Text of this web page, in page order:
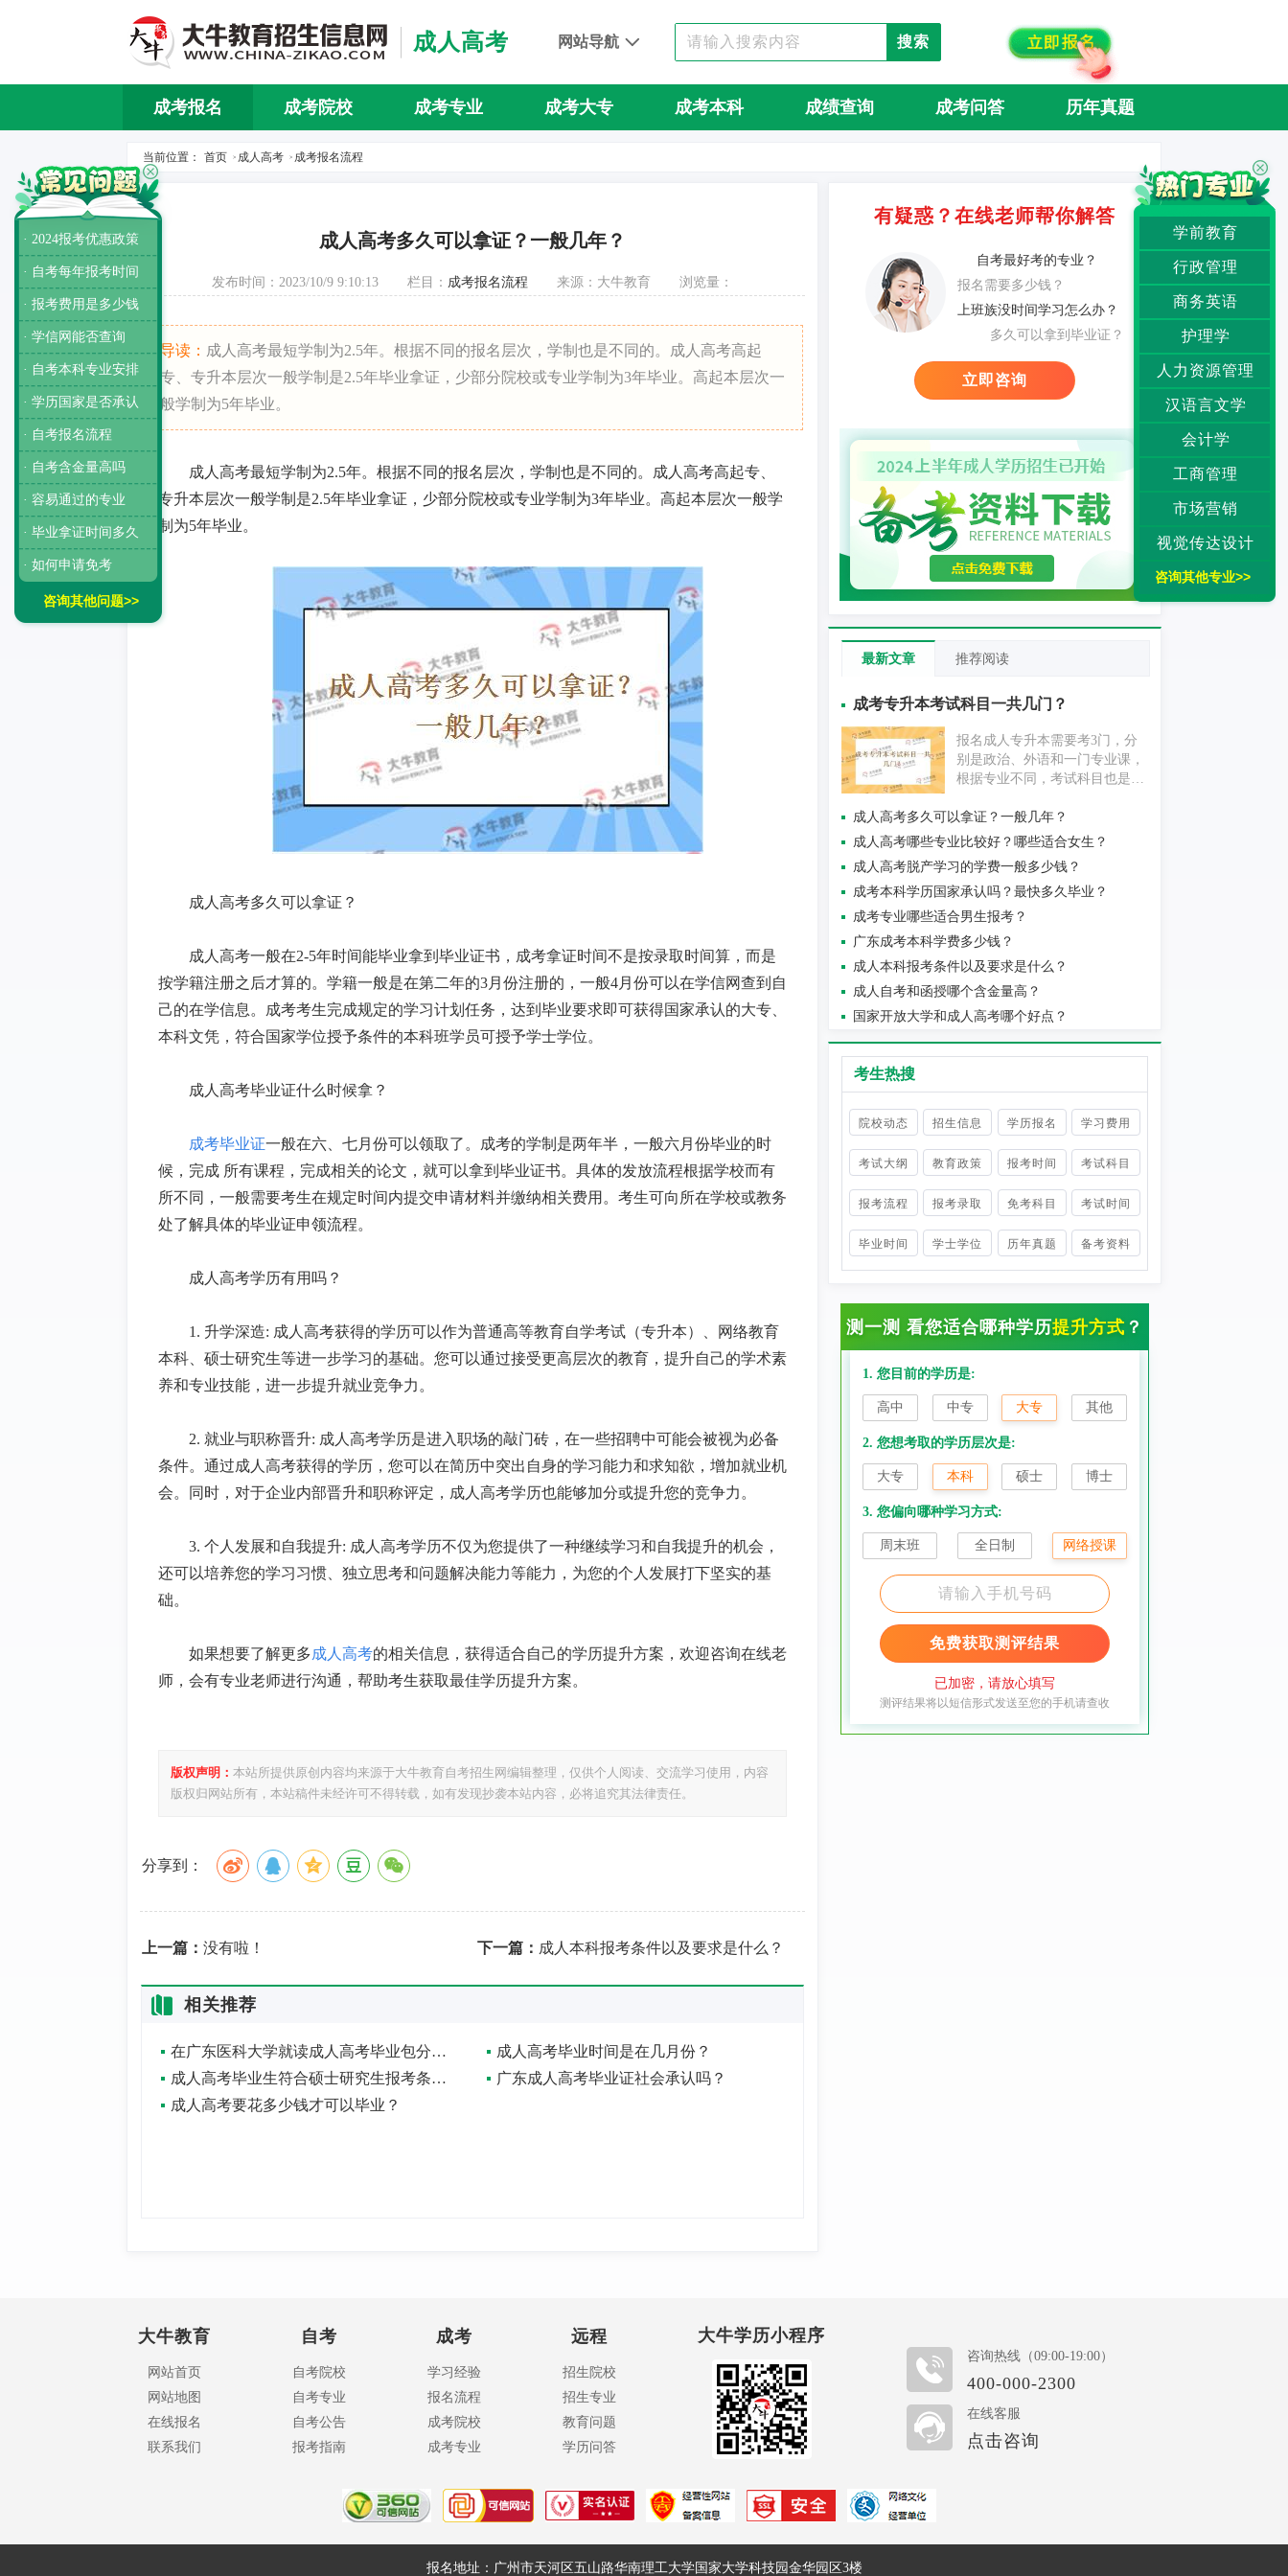
成人高考 网站导航 搜索
成考报名 成考院校 成考专业 成考大专 成考本科 成绩查询 成考问答 历年真题
当前位置： 首页 > 成人高考 > 成考报名流程
成人高考多久可以拿证？一般几年？
发布时间：2023/10/9 9:10:13 栏目： 成考报名流程 来源：大牛教育 浏览量：
导读： 成人高考最短学制为2.5年。根据不同的报名层次，学制也是不同的。成人高考高起
专、专升本层次一般学制是2.5年毕业拿证，少部分院校或专业学制为3年毕业。高起本层次一
般学制为5年毕业。
成人高考最短学制为2.5年。根据不同的报名层次，学制也是不同的。成人高考高起专、
专升本层次一般学制是2.5年毕业拿证，少部分院校或专业学制为3年毕业。高起本层次一般学
制为5年毕业。
成人高考多久可以拿证？
成人高考一般在2-5年时间能毕业拿到毕业证书，成考拿证时间不是按录取时间算，而是
按学籍注册之后才算的。学籍一般是在第二年的3月份注册的，一般4月份可以在学信网查到自
己的在学信息。成考考生完成规定的学习计划任务，达到毕业要求即可获得国家承认的大专、
本科文凭，符合国家学位授予条件的本科班学员可授予学士学位。
成人高考毕业证什么时候拿？
成考毕业证一般在六、七月份可以领取了。成考的学制是两年半，一般六月份毕业的时
候，完成 所有课程，完成相关的论文，就可以拿到毕业证书。具体的发放流程根据学校而有
所不同，一般需要考生在规定时间内提交申请材料并缴纳相关费用。考生可向所在学校或教务
处了解具体的毕业证申领流程。
成人高考学历有用吗？
1. 升学深造: 成人高考获得的学历可以作为普通高等教育自学考试（专升本）、网络教育
本科、硕士研究生等进一步学习的基础。您可以通过接受更高层次的教育，提升自己的学术素
养和专业技能，进一步提升就业竞争力。
2. 就业与职称晋升: 成人高考学历是进入职场的敲门砖，在一些招聘中可能会被视为必备
条件。通过成人高考获得的学历，您可以在简历中突出自身的学习能力和求知欲，增加就业机
会。同时，对于企业内部晋升和职称评定，成人高考学历也能够加分或提升您的竞争力。
3. 个人发展和自我提升: 成人高考学历不仅为您提供了一种继续学习和自我提升的机会，
还可以培养您的学习习惯、独立思考和问题解决能力等能力，为您的个人发展打下坚实的基
础。
如果想要了解更多成人高考的相关信息，获得适合自己的学历提升方案，欢迎咨询在线老
师，会有专业老师进行沟通，帮助考生获取最佳学历提升方案。
版权声明： 本站所提供原创内容均来源于大牛教育自考招生网编辑整理，仅供个人阅读、交流学习使用，内容
版权归网站所有，本站稿件未经许可不得转载，如有发现抄袭本站内容，必将追究其法律责任。
分享到：
上一篇： 没有啦！ 下一篇： 成人本科报考条件以及要求是什么？
相关推荐
在广东医科大学就读成人高考毕业包分配吗？
成人高考毕业时间是在几月份？
成人高考毕业生符合硕士研究生报考条件吗？
广东成人高考毕业证社会承认吗？
成人高考要花多少钱才可以毕业？
有疑惑？在线老师帮你解答
自考最好考的专业？
报名需要多少钱？
上班族没时间学习怎么办？
多久可以拿到毕业证？
立即咨询
最新文章 推荐阅读
成考专升本考试科目一共几门？
报名成人专升本需要考3门，分
别是政治、外语和一门专业课，
根据专业不同，考试科目也是不
过成人专升本的考试有一些难
度，但是考生不用担心，根据考
成人高考多久可以拿证？一般几年？
成人高考哪些专业比较好？哪些适合女生？
成人高考脱产学习的学费一般多少钱？
成考本科学历国家承认吗？最快多久毕业？
成考专业哪些适合男生报考？
广东成考本科学费多少钱？
成人本科报考条件以及要求是什么？
成人自考和函授哪个含金量高？
国家开放大学和成人高考哪个好点？
考生热搜
院校动态 招生信息 学历报名 学习费用
考试大纲 教育政策 报考时间 考试科目
报考流程 报考录取 免考科目 考试时间
毕业时间 学士学位 历年真题 备考资料
测一测 看您适合哪种学历提升方式 ？
1. 您目前的学历是:
高中 中专 大专 其他
2. 您想考取的学历层次是:
大专 本科 硕士 博士
3. 您偏向哪种学习方式:
周末班 全日制 网络授课
免费获取测评结果
已加密，请放心填写
测评结果将以短信形式发送至您的手机请查收
大牛教育
网站首页
网站地图
在线报名
联系我们
自考
自考院校
自考专业
自考公告
报考指南
成考
学习经验
报名流程
成考院校
成考专业
远程
招生院校
招生专业
教育问题
学历问答
大牛学历小程序
咨询热线（09:00-19:00）
400-000-2300
在线客服
点击咨询
· 2024报考优惠政策
· 自考每年报考时间
· 报考费用是多少钱
· 学信网能否查询
· 自考本科专业安排
· 学历国家是否承认
· 自考报名流程
· 自考含金量高吗
· 容易通过的专业
· 毕业拿证时间多久
· 如何申请免考
咨询其他问题>>
学前教育
行政管理
商务英语
护理学
人力资源管理
汉语言文学
会计学
工商管理
市场营销
视觉传达设计
咨询其他专业>>
报名地址：广州市天河区五山路华南理工大学国家大学科技园金华园区3楼